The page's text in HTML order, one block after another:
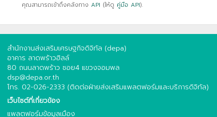
คุณสามารถเข้าถึงคลังทาง API (ให้ดู คู่มือ API).
สำนักงานส่งเสริมเศรษฐกิจดิจิทัล (depa)
อาคาร ลาดพร้าวฮิลล์
80 ถนนลาดพร้าว ซอย4 แขวงจอมพล
dsp@depa.or.th
โทร. 02-026-2333 (ติดต่อฝ่ายส่งเสริมแพลตฟอร์มและบริการดิจิทัล)
เว็บไซต์ที่เกี่ยวข้อง
แพลตฟอร์มข้อมูลเมือง